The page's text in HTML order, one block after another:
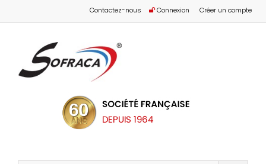
Créer un compte
Connexion
Contactez-nous